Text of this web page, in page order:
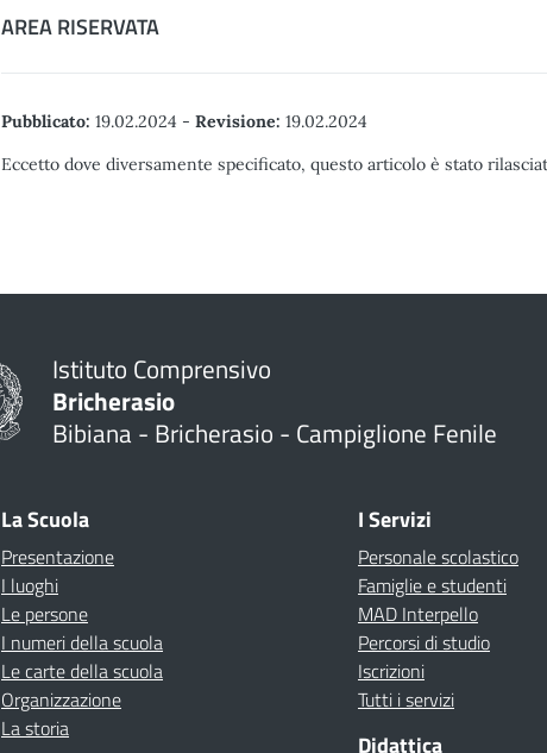
AREA RISERVATA
Pubblicato: 19.02.2024 - Revisione: 19.02.2024
Eccetto dove diversamente specificato, questo articolo è stato
Istituto Comprensivo
Bricherasio
Bibiana - Bricherasio - Campiglione Fenile
La Scuola
Presentazione
I luoghi
Le persone
I numeri della scuola
Le carte della scuola
Organizzazione
La storia
I Servizi
Personale scolastico
Famiglie e studenti
MAD Interpello
Percorsi di studio
Iscrizioni
Tutti i servizi
Didattica